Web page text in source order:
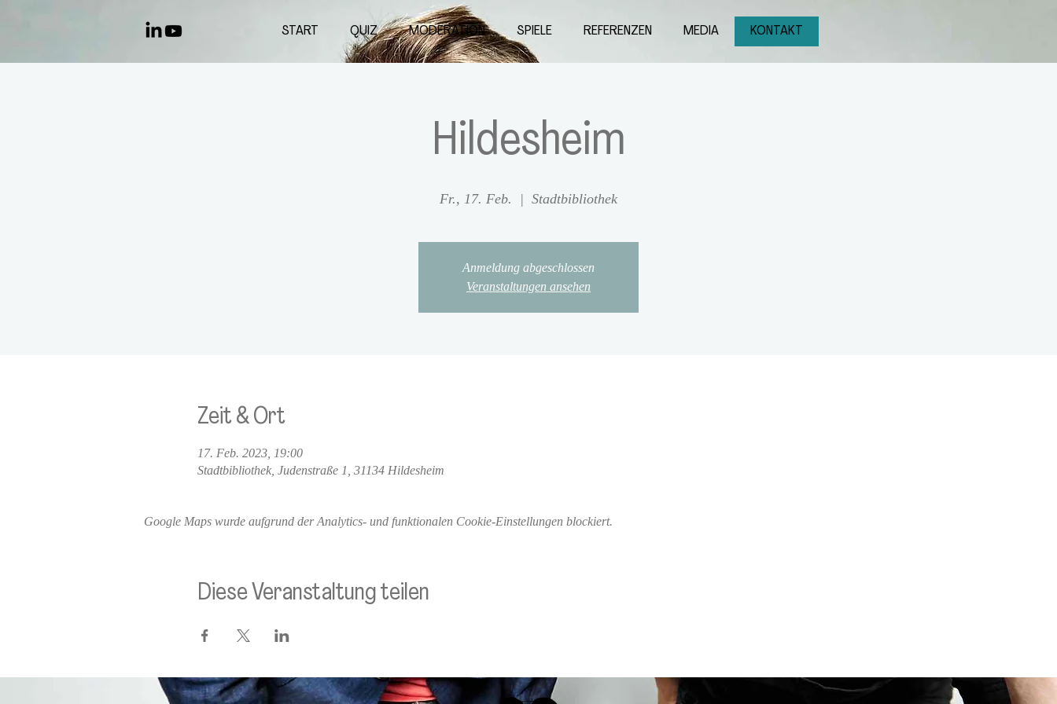
START QUIZ MODERATION SPIELE REFERENZEN MEDIA KONTAKT
Hildesheim
Fr., 17. Feb.
  |
Stadtbibliothek
Anmeldung abgeschlossen
Veranstaltungen ansehen
Zeit & Ort
17. Feb. 2023, 19:00
Stadtbibliothek, Judenstraße 1, 31134 Hildesheim
Google Maps wurde aufgrund der Analytics- und funktionalen Cookie-Einstellungen blockiert.
Diese Veranstaltung teilen